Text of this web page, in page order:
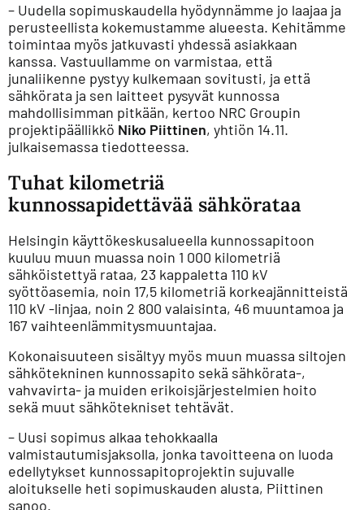
– Uudella sopimuskaudella hyödynnämme jo laajaa ja
perusteellista kokemustamme alueesta. Kehitämme
toimintaa myös jatkuvasti yhdessä asiakkaan
kanssa. Vastuullamme on varmistaa, että
junaliikenne pystyy kulkemaan sovitusti, ja että
sähkörata ja sen laitteet pysyvät kunnossa
mahdollisimman pitkään, kertoo NRC Groupin
projektipäällikkö Niko Piittinen, yhtiön 14.11.
julkaisemassa tiedotteessa.
Tuhat kilometriä
kunnossapidettävää sähkörataa
Helsingin käyttökeskusalueella kunnossapitoon
kuuluu muun muassa noin 1 000 kilometriä
sähköistettyä rataa, 23 kappaletta 110 kV
syöttöasemia, noin 17,5 kilometriä korkeajännitteistä
110 kV -linjaa, noin 2 800 valaisinta, 46 muuntamoa ja
167 vaihteenlämmitysmuuntajaa.
Kokonaisuuteen sisältyy myös muun muassa siltojen
sähkötekninen kunnossapito sekä sähkörata-,
vahvavirta- ja muiden erikoisjärjestelmien hoito
sekä muut sähkötekniset tehtävät.
– Uusi sopimus alkaa tehokkaalla
valmistautumisjaksolla, jonka tavoitteena on luoda
edellytykset kunnossapitoprojektin sujuvalle
aloitukselle heti sopimuskauden alusta, Piittinen
sanoo.